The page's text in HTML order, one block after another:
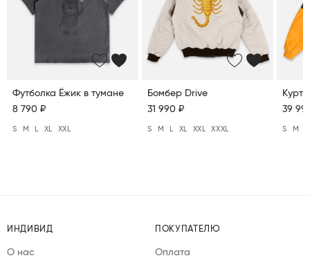
Футболка Ёжик в тумане
8 790 ₽
S M XL XXL
Бомбер Drive
31 990 ₽
S M XL XXL XXXL
39
S M
ИНДИВИД
О нас
ПОКУПАТЕЛЮ
Оплата